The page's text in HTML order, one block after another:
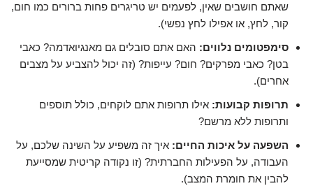
שאתם חושבים שאין, לפעמים יש טריגרים פחות ברורים כמו חום,
קור, לחץ, או אפילו לחץ נפשי).
סימפטומים נלווים: האם אתם סובלים גם מאנגיואדמה? כאבי
בטן? כאבי מפרקים? חום? עייפות? (זה יכול להצביע על מצבים
אחרים).
תרופות קבועות: אילו תרופות אתם לוקחים, כולל תוספים
ותרופות ללא מרשם?
השפעה על איכות החיים: איך זה משפיע על השינה שלכם, על
העבודה, על הפעילות החברתית? (זו נקודה קריטית שמסייעת
להבין את חומרת המצב).